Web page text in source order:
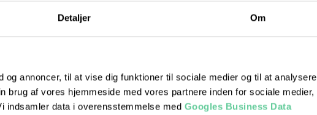
Detaljer Om
annoncer, til at vise dig funktioner til sociale medier og til at analysere
brug af vores hjemmeside med vores partnere inden for sociale medier,
indsamler data i overensstemmelse med Googles Business Data